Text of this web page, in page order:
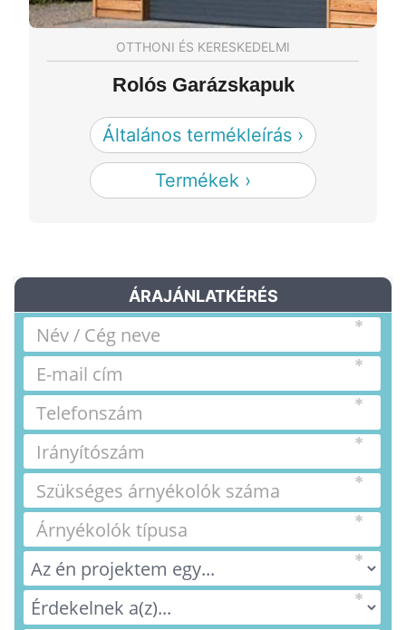
OTTHONI ÉS KERESKEDELMI
Rolós Garázskapuk
Általános termékleírás ›
Termékek ›
ÁRAJÁNLATKÉRÉS